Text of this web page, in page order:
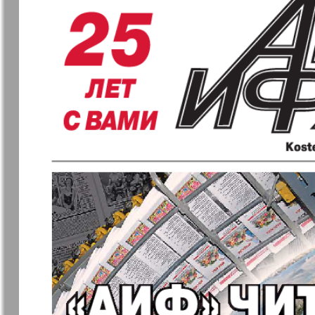
МК-Германия
планета мнений
МК-
Новые Земляки
Panorama-mir Партнер
Русский вояж
Архив необновляющихся на сайте изданий